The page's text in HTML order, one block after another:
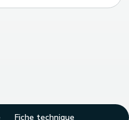
Fiche technique